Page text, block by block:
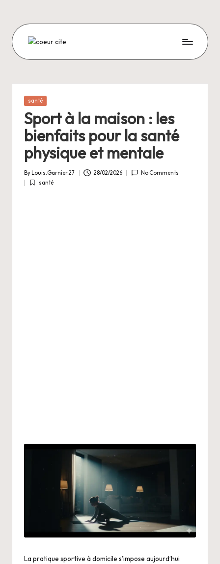
content
C
E
U
R
C
I
T
E
Posted
santé
Sport à la maison : les
bienfaits pour la santé
physique et mentale
Posted
by
By Louis.Garnier.27 28/02/2026 No Comments
Posted
santé
La pratique sportive à domicile s’impose aujourd’hui